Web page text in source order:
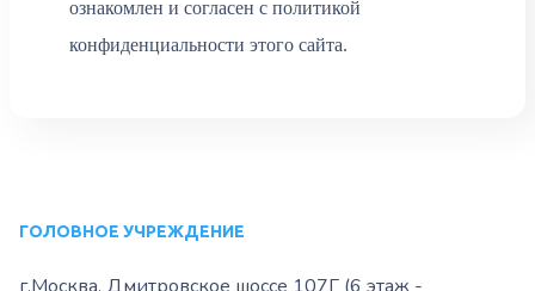
ознакомлен и согласен с политикой
конфиденциальности этого сайта.
ГОЛОВНОЕ УЧРЕЖДЕНИЕ
г.Москва, Дмитровское шоссе 107Г (6 этаж -